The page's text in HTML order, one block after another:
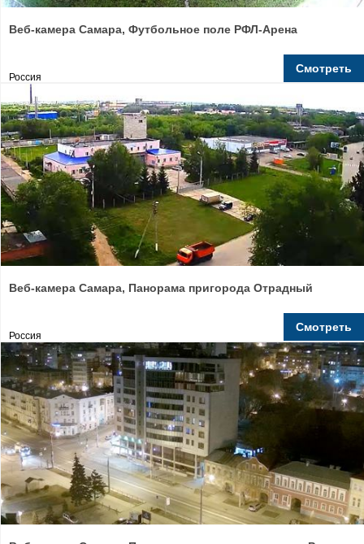
Веб-камера Самара, Футбольное поле РФЛ-Арена
Россия
Смотреть
Веб-камера Самара, Панорама пригорода Отрадный
Россия
Смотреть